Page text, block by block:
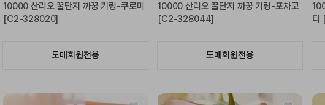
10000 산리오 꿀단지 까꿍 키링-쿠로미
[C2-328020]
도매회원전용
10000 산리오 꿀단지 까꿍 키링-포차코
[C2-328044]
도매회원전용
티